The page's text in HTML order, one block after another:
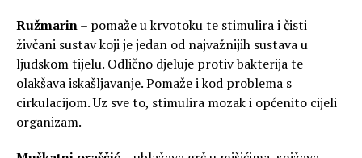
Ružmarin– pomaže u krvotoku te stimulira i čisti
živčani sustav koji je jedan od najvažnijih sustava u
ljudskom tijelu. Odlično djeluje protiv bakterija te
olakšava iskašljavanje. Pomaže i kod problema s
cirkulacijom. Uz sve to, stimulira mozak i općenito cijeli
organizam.